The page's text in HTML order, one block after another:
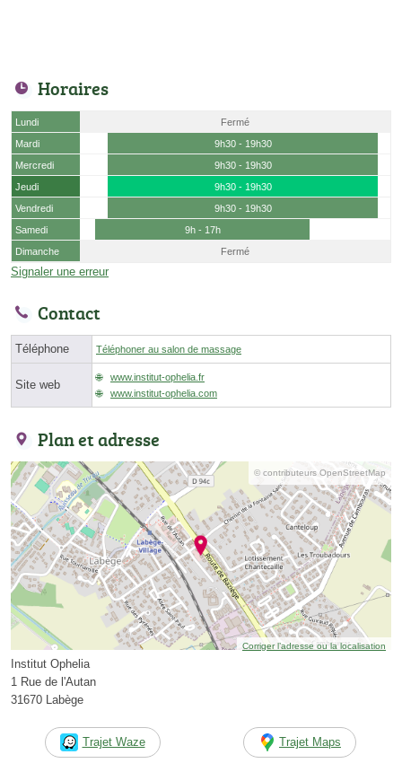
Horaires
Lundi
Fermé
Mardi
9h30 - 19h30
Mercredi
9h30 - 19h30
Jeudi
9h30 - 19h30
Vendredi
9h30 - 19h30
Samedi
9h - 17h
Dimanche
Fermé
Signaler une erreur
Contact
Téléphone Téléphoner au salon de massage
Site web
www.institut-ophelia.fr
www.institut-ophelia.com
Plan et adresse
© contributeurs OpenStreetMap
Corriger l’adresse ou la localisation
Institut Ophelia
1 Rue de l'Autan
31670 Labège
Trajet Waze Trajet Maps